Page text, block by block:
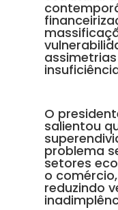
O
salientou
problema
setores
o
reduzindo